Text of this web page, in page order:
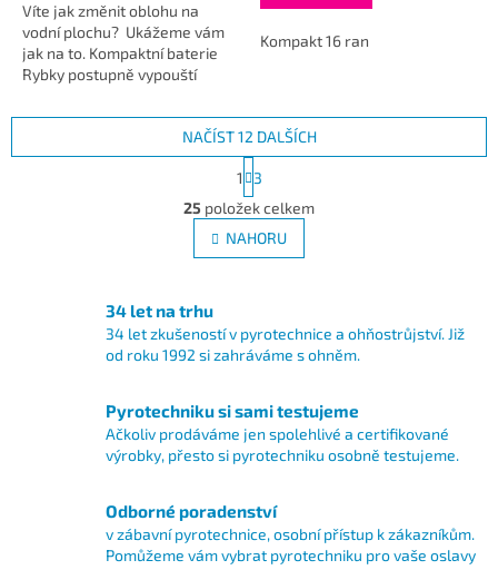
Víte jak změnit oblohu na
vodní plochu? Ukážeme vám
jak na to. Kompaktní baterie
Rybky postupně vypouští
doprovázené modrými
Kompakt 16 ran
O
v
l
á
í
p
v
k
y
p
i
s
NAČÍST 12 DALŠÍCH
t
r
á
n
k
n
í
1
3
25 položek celkem
NAHORU
34 let na trhu
34 let zkušeností v pyrotechnice a ohňostrůjství. Již
od roku 1992 si zahráváme s ohněm.
Pyrotechniku si sami testujeme
Ačkoliv prodáváme jen spolehlivé a certifikované
výrobky, přesto si pyrotechniku osobně testujeme.
Odborné poradenství
v zábavní pyrotechnice, osobní přístup k zákazníkům.
Pomůžeme vám vybrat pyrotechniku pro vaše oslavy